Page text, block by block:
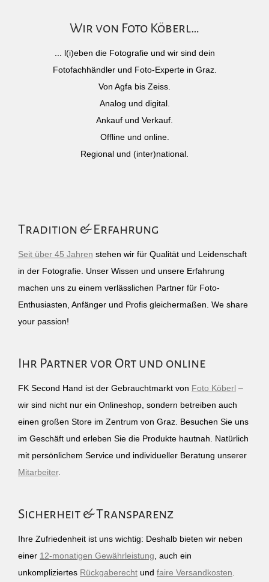
Wir von Foto Köberl…
... l(i)eben die Fotografie und wir sind dein
Fotofachhändler und Foto-Experte in Graz.
Von Agfa bis Zeiss.
Analog und digital.
Ankauf und Verkauf.
Offline und online.
Regional und (inter)national.
Tradition & Erfahrung
Seit über 45 Jahren stehen wir für Qualität und Leidenschaft
in der Fotografie. Unser Wissen und unsere Erfahrung
machen uns zu einem verlässlichen Partner für Foto-
Enthusiasten, Anfänger und Profis gleichermaßen. We share
your passion!
Ihr Partner vor Ort und online
FK Second Hand ist der Gebrauchtmarkt von Foto Köberl –
wir sind nicht nur ein Onlineshop, sondern betreiben auch
einen großen Store im Zentrum von Graz. Besuchen Sie uns
im Geschäft und erleben Sie die Produkte hautnah. Natürlich
mit persönlichem Service und individueller Beratung unserer
Mitarbeiter.
Sicherheit & Transparenz
Ihre Zufriedenheit ist uns wichtig: Deshalb bieten wir neben
einer 12-monatigen Gewährleistung , auch ein
unkompliziertes Rückgaberecht und faire Versandkosten